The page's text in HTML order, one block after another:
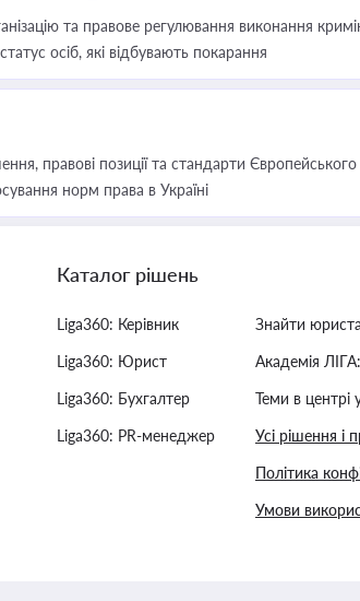
та правове регулювання виконання
осіб, які відбувають покарання
правові позиції та стандарти
норм права в Україні
Каталог рішень
Liga360: Керівник
Liga360: Юрист
Liga360: Бухгалтер
Liga360: PR-менеджер
Знайти
Академія
Теми в центрі
Усі рішення і
Політика
Умови